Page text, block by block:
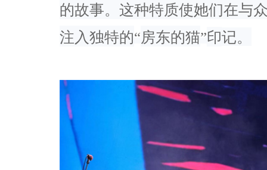
的故事。这种特质使她们在与
注入独特的“房东的猫”印记。